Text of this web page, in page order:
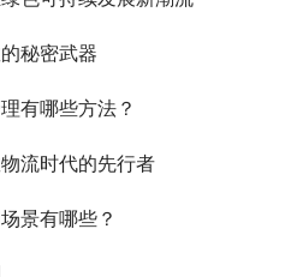
秘密武器
有哪些方法？
流时代的先行者
景有哪些？